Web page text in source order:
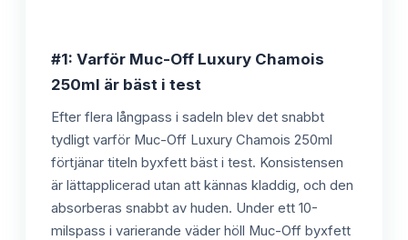
#1: Varför Muc-Off Luxury Chamois
250ml är bäst i test
Efter flera långpass i sadeln blev det snabbt
tydligt varför Muc-Off Luxury Chamois 250ml
förtjänar titeln byxfett bäst i test. Konsistensen
är lättapplicerad utan att kännas kladdig, och den
absorberas snabbt av huden. Under ett 10-
milspass i varierande väder höll Muc-Off byxfett